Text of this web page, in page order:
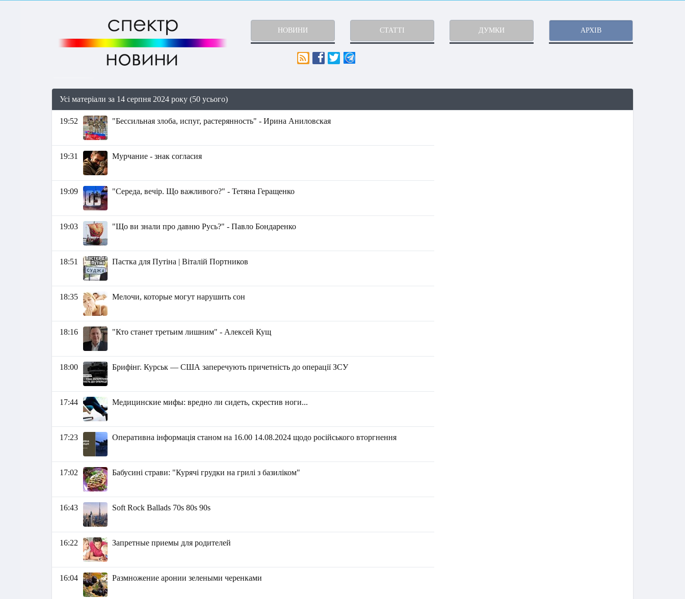
НОВИНИ СТАТТІ ДУМКИ АРХІВ
Усі матеріали за 14 серпня 2024 року (50 усього)
19:52 "Бессильная злоба, испуг, растерянность" - Ирина Аниловская
19:31 Мурчание - знак согласия
19:09 "Середа, вечір. Що важливого?" - Тетяна Геращенко
19:03 "Що ви знали про давню Русь?" - Павло Бондаренко
18:51 Пастка для Путіна | Віталій Портников
18:35 Мелочи, которые могут нарушить сон
18:16 "Кто станет третьим лишним" - Алексей Кущ
18:00 Брифінг. Курськ — США заперечують причетність до операції ЗСУ
17:44 Медицинские мифы: вредно ли сидеть, скрестив ноги...
17:23 Оперативна інформація станом на 16.00 14.08.2024 щодо російського вторгнення
17:02 Бабусині страви: "Курячі грудки на грилі з базиліком"
16:43 Soft Rock Ballads 70s 80s 90s
16:22 Запретные приемы для родителей
16:04 Размножение аронии зелеными черенками